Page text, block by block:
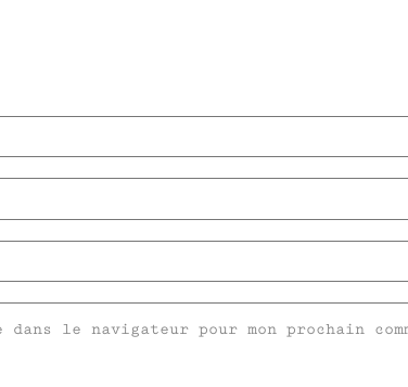
le navigateur pour mon prochain